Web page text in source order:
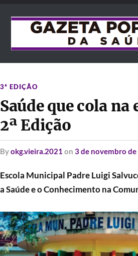
3ª EDIÇÃO
Saúde que cola na
2ª Edição
byokg.vieira.2021 on 3 de novembro
Escola Municipal Padre Luigi
a Saúde e o Conhecimento na